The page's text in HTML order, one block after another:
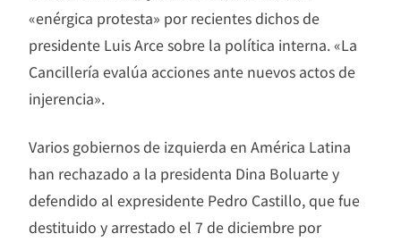
«enérgica protesta» por recientes dichos de
presidente Luis Arce sobre la política interna. «La
Cancillería evalúa acciones ante nuevos actos de
injerencia».
Varios gobiernos de izquierda en América Latina
han rechazado a la presidenta Dina Boluarte y
defendido al expresidente Pedro Castillo, que fue
destituido y arrestado el 7 de diciembre por